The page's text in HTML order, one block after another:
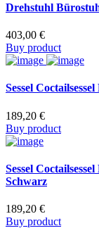
Drehstuhl
403,00 €
Buy product
Sessel
189,20 €
Buy product
Sessel
Schwarz
189,20 €
Buy product